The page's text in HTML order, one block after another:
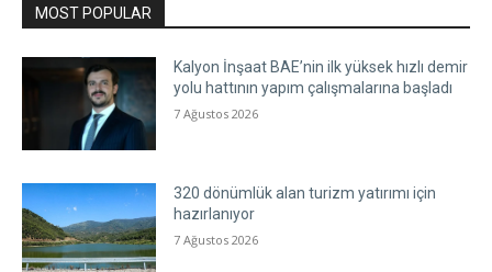
MOST POPULAR
Kalyon İnşaat BAE’nin ilk yüksek hızlı demir
yolu hattının yapım çalışmalarına başladı
7 Ağustos 2026
320 dönümlük alan turizm yatırımı için
hazırlanıyor
7 Ağustos 2026